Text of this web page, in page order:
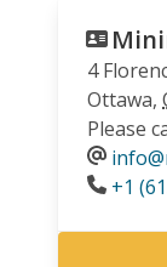
4
Ottawa,
Please
+1